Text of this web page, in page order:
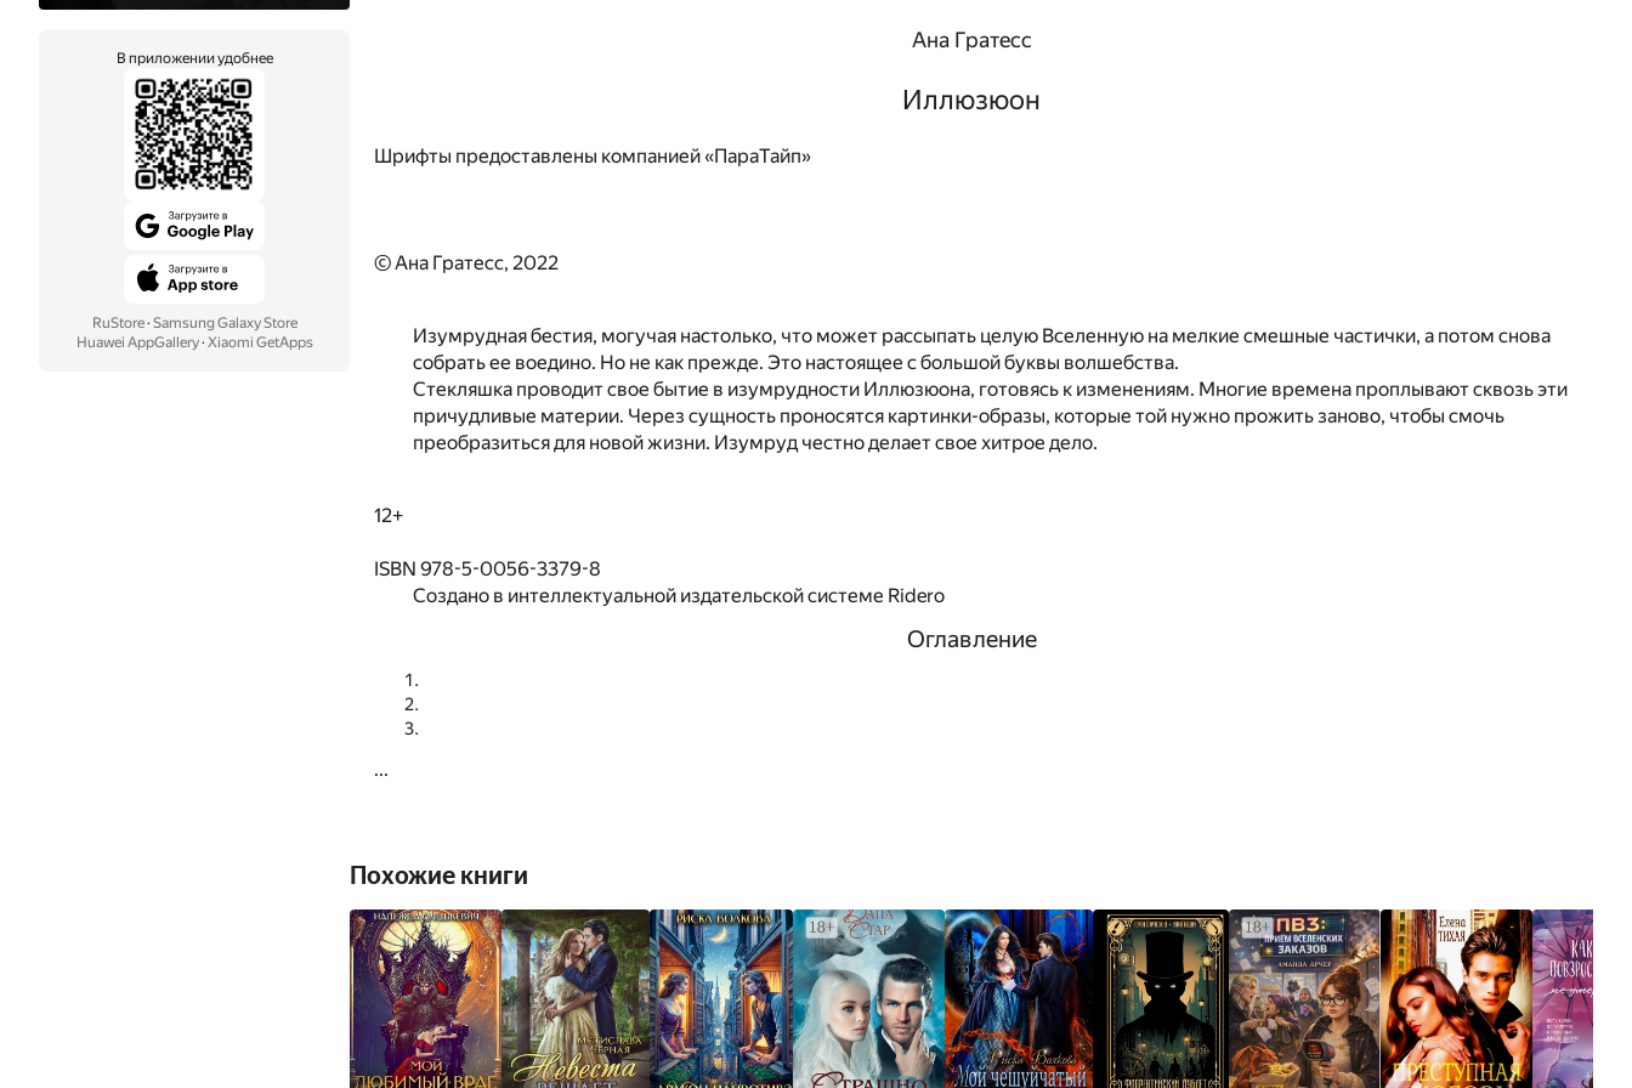
В приложении удобнее
RuStore· Samsung Galaxy Store
Huawei AppGallery· Xiaomi GetApps
Ана Гратесс
Иллюзюон
Шрифты предоставлены компанией «ПараТайп»
© Ана Гратесс, 2022
Изумрудная бестия, могучая настолько, что может рассыпать целую Вселенную на мелкие смешные частички, а потом снова
собрать ее воедино. Но не как прежде. Это настоящее с большой буквы волшебства.
Стекляшка проводит свое бытие в изумрудности Иллюзюона, готовясь к изменениям. Многие времена проплывают сквозь эти
причудливые материи. Через сущность проносятся картинки-образы, которые той нужно прожить заново, чтобы смочь
преобразиться для новой жизни. Изумруд честно делает свое хитрое дело.
12+
ISBN 978-5-0056-3379-8
Создано в интеллектуальной издательской системе Ridero
Оглавление
...
Похожие книги